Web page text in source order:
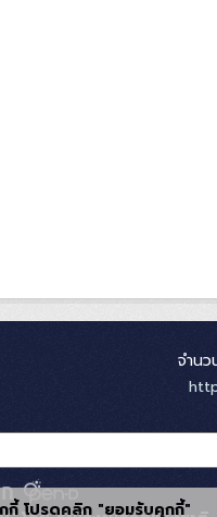
จำนว
กกี้ โปรดคลิก "ยอมรับคุกกี้"